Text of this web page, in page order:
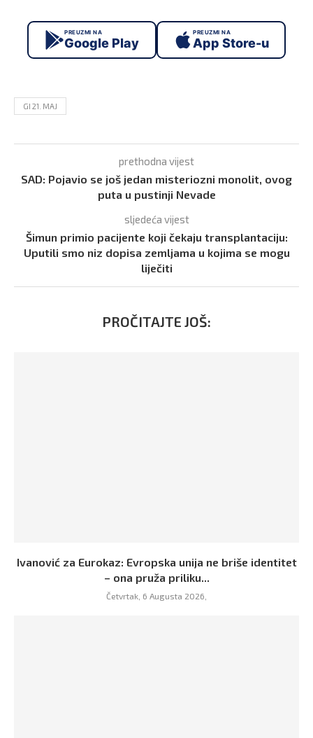
PREUZMI NA
Google Play
PREUZMI NA
App Store-u
GI 21. MAJ
prethodna vijest
SAD: Pojavio se još jedan misteriozni monolit, ovog
puta u pustinji Nevade
sljedeća vijest
Šimun primio pacijente koji čekaju transplantaciju:
Uputili smo niz dopisa zemljama u kojima se mogu
liječiti
PROČITAJTE JOŠ:
Ivanović za Eurokaz: Evropska unija ne briše identitet
– ona pruža priliku...
Četvrtak, 6 Augusta 2026,